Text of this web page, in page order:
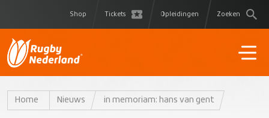
Shop Tickets Opleidingen Zoeken
Home Nieuws in memoriam: hans van gent